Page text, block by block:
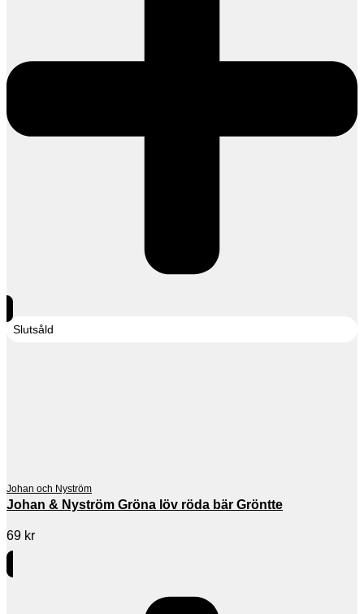
Slutsåld
Johan och Nyström
Johan & Nyström Gröna löv röda bär Gröntte
69 kr